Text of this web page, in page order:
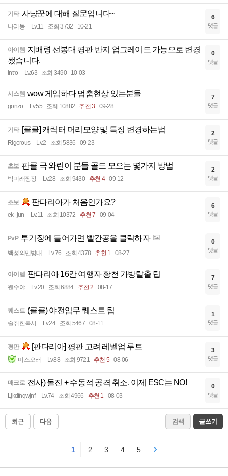
기타 사냥꾼에 대해 질문입니다~
나리동 Lv.11 조회 3732 10-21
6
댓글
아이템 지배령 선봉대 평판 반지 업그레이드 가능으로 변경
됐습니다.
Intro Lv.63 조회 3490 10-03
0
댓글
시스템 wow 게임하다 멈춤현상 있는분들
gonzo Lv.55 조회 10882 추천 3 09-28
7
댓글
기타 [클클] 캐릭터 머리모양 및 특징 변경하는법
Rigorous Lv.2 조회 5836 09-23
2
댓글
초보 판클 극 와린이 분들 골드 모으는 몇가지 방법
박미래짱장 Lv.28 조회 9430 추천 4 09-12
2
댓글
초보 판다리아가 처음인가요?
ek_jun Lv.11 조회 10372 추천 7 09-04
6
댓글
PvP 투기장에 들어가면 빨간공을 클릭하자
백성의민병대 Lv.76 조회 4378 추천 1 08-27
0
댓글
아이템 판다리아 16칸 여행자 황천 가방탈출 팁
웬수야 Lv.20 조회 6884 추천 2 08-17
7
댓글
퀘스트 (클클) 야전임무 퀘스트 팁
술취한복서 Lv.24 조회 5467 08-11
1
댓글
평판 [판다리아] 평판 고려 레벨업 루트
미스오러 Lv.88 조회 9721 추천 5 08-06
3
댓글
매크로 전사) 돌진 + 수동적 공격 취소. 이제 ESC는 NO!
Ljkdfnqwjnf Lv.74 조회 4966 추천 1 08-03
0
댓글
최근 다음 검색 글쓰기
1 2 3 4 5